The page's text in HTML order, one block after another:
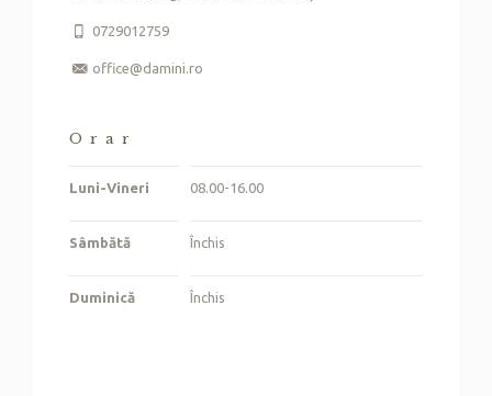
0729012759
office@damini.ro
Orar
Luni-Vineri 08.00-16.00
Sâmbătă Închis
Duminică Închis